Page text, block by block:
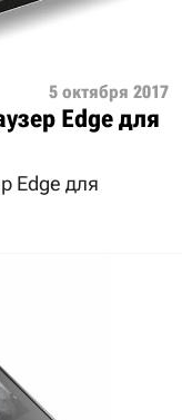
5 октября 2017
Edge для
Edge для